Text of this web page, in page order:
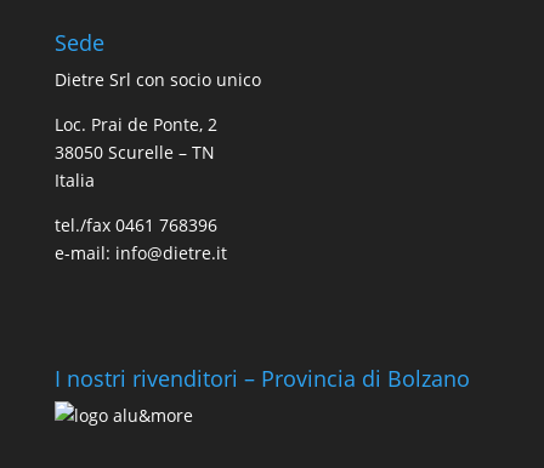
Sede
Dietre Srl con socio unico
Loc. Prai de Ponte, 2
38050 Scurelle – TN
Italia
tel./fax 0461 768396
e-mail: info@dietre.it
I nostri rivenditori – Provincia di Bolzano